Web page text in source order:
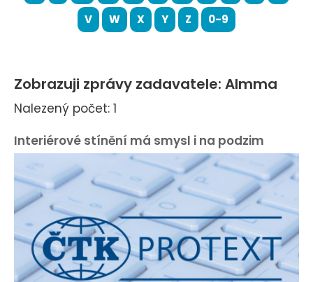
V
W X Y Z 0-9
Zobrazuji zprávy zadavatele: Almma
Nalezený počet: 1
Interiérové stínění má smysl i na podzim